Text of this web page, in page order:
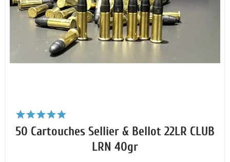
50 Cartouches Sellier & Bellot 22LR CLUB
LRN 40gr